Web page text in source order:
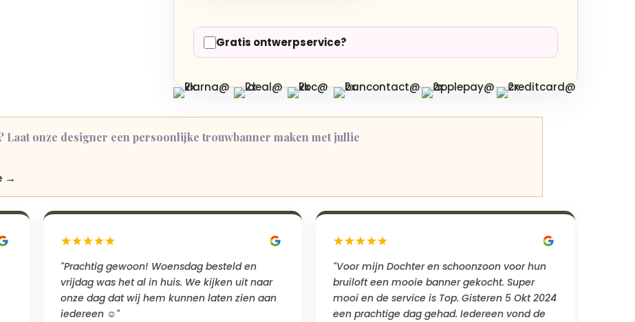
Gratis ontwerpservice?
Laat onze designer een persoonlijke trouwbanner maken met jullie
→
"Prachtig gewoon! Woensdag besteld en
vrijdag was het al in huis. We kijken uit naar
onze dag dat wij hem kunnen laten zien aan
iedereen ☺️"
"Voor mijn Dochter en schoonzoon voor hun
bruiloft een mooie banner gekocht. Super
mooi en de service is Top. Gisteren 5 Okt 2024
een prachtige dag gehad. Iedereen vond de